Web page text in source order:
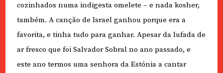
cozinhados numa indigesta omelete – e nada kosher,
também. A canção de Israel ganhou porque era a
favorita, e tinha tudo para ganhar. Apesar da lufada de
ar fresco que foi Salvador Sobral no ano passado, e
este ano termos uma senhora da Estónia a cantar